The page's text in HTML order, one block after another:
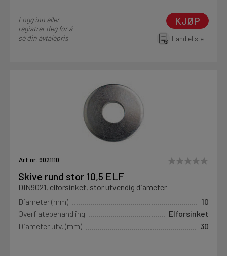
Logg inn eller
registrer deg for å
se din avtalepris
KJØP
Handleliste
Art.nr. 9021110
Skive rund stor 10,5 ELF
DIN9021, elforsinket, stor utvendig diameter
Diameter (mm)
10
Overflatebehandling
Elforsinket
Diameter utv. (mm)
30